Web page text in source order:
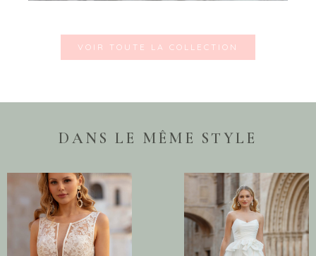
VOIR TOUTE LA COLLECTION
DANS LE MÊME STYLE